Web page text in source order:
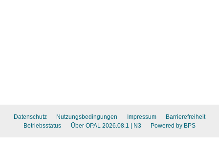
Datenschutz Nutzungsbedingungen Impressum
Barrierefreiheit
Betriebsstatus
Über OPAL 2026.08.1 | N3 Powered by BPS